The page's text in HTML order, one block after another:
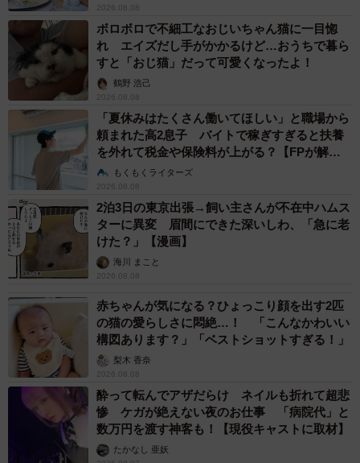
2026.08.08
ボロボロで不細工なおじいちゃん猫に一目惚
れ エイズだし手がかかるけど…おうちで暮ら
すと「おじ猫」だって可愛くなったよ！
鶴野 浩己
2026.08.08
「夏休みはたくさん働いてほしい」と職場から
頼まれた高2息子 バイトで稼ぎすぎると扶養
を外れて税金や保険料が上がる？【FPが解
説】もくもくライターズ
2026.08.08
2泊3日の東京出張→飼い主さんが不在中ハムス
ターに異変 眉間にできた深いしわ、「急に老
けた？」【漫画】
海川 まこと
2026.08.08
赤ちゃんが気になる？ひょっこり顔を出す2匹
の猫の愛らしさに悶絶…！ 「こんなかわいい
構図あります？」「ベストショットすぎる！」
梨木 香奈
2026.08.08
酔って転んでアザだらけ ネイルも折れて超悲
惨 ケガが絶えない夜のお仕事 「病院代」と
数万円を渡す神客も！【現役キャストに取材】
たかなし 亜妖